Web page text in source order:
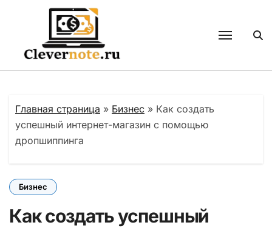
содержанию
Главная страница » Бизнес » Как создать
успешный интернет-магазин с помощью
дропшиппинга
Бизнес
Как создать успешный